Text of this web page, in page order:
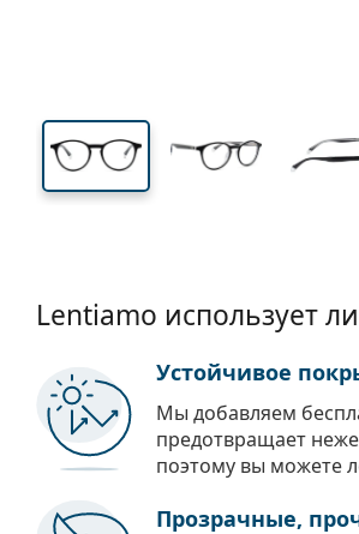
Lentiamo использует
Устойчивое
Мы добавляем
предотвращает
поэтому вы можете
Прозрачные,